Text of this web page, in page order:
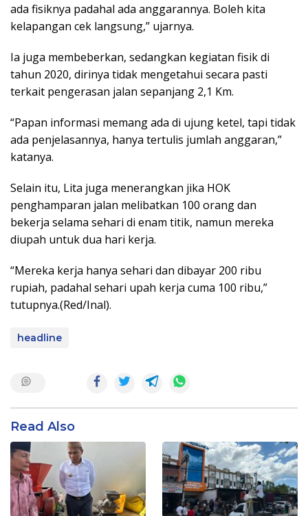
ada fisiknya padahal ada anggarannya. Boleh kita
kelapangan cek langsung,” ujarnya.
Ia juga membeberkan, sedangkan kegiatan fisik di
tahun 2020, dirinya tidak mengetahui secara pasti
terkait pengerasan jalan sepanjang 2,1 Km.
“Papan informasi memang ada di ujung ketel, tapi tidak
ada penjelasannya, hanya tertulis jumlah anggaran,”
katanya.
Selain itu, Lita juga menerangkan jika HOK
penghamparan jalan melibatkan 100 orang dan
bekerja selama sehari di enam titik, namun mereka
diupah untuk dua hari kerja.
“Mereka kerja hanya sehari dan dibayar 200 ribu
rupiah, padahal sehari upah kerja cuma 100 ribu,”
tutupnya.(Red/Inal).
headline
Read Also